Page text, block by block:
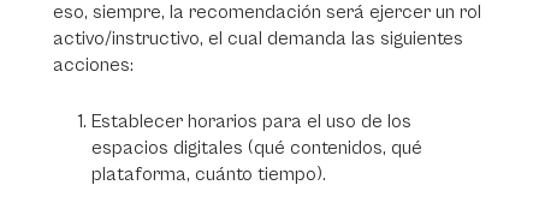
eso, siempre, la recomendación será ejercer un rol
activo/instructivo, el cual demanda las siguientes
acciones:
Establecer horarios para el uso de los
espacios digitales (qué contenidos, qué
plataforma, cuánto tiempo).